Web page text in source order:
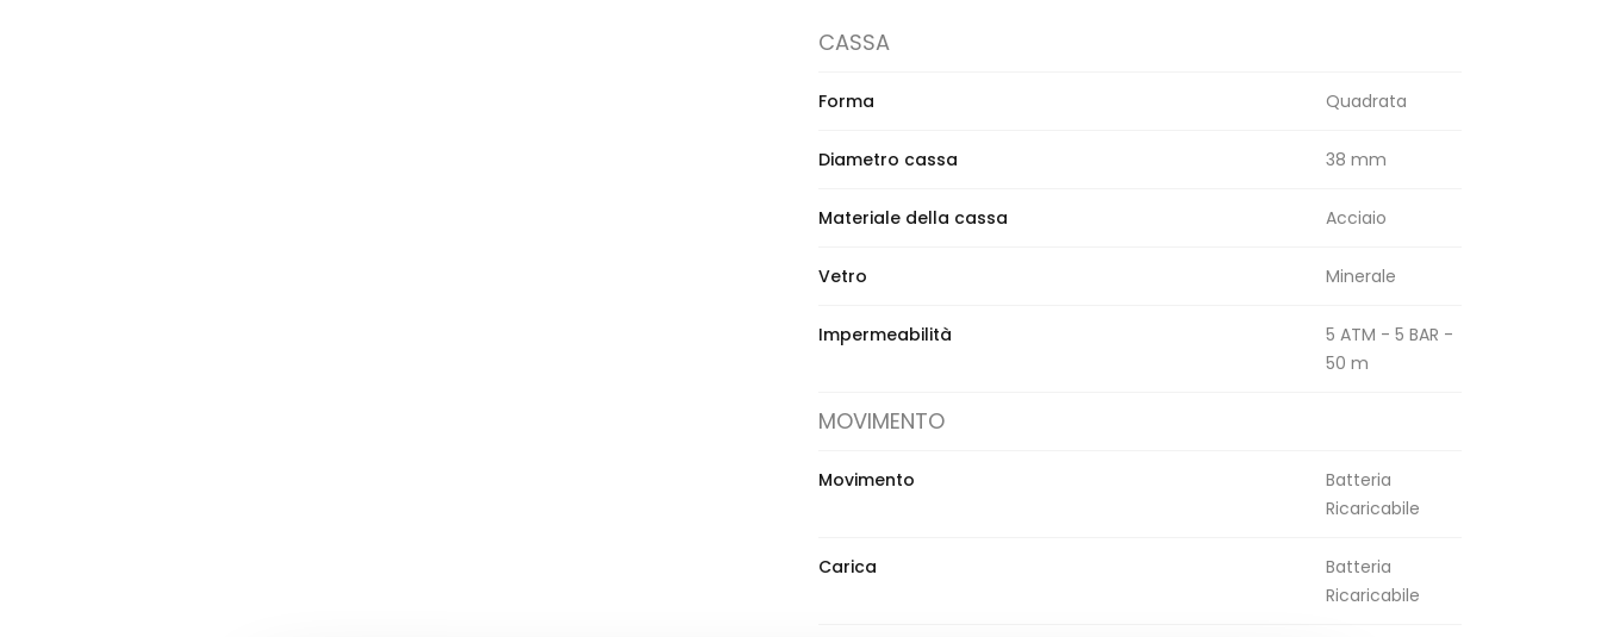
CASSA
Forma Quadrata
Diametro cassa 38 mm
Materiale della cassa Acciaio
Vetro Minerale
Impermeabilità
5 ATM - 5 BAR -
50 m
MOVIMENTO
Movimento
Batteria
Ricaricabile
Carica
Batteria
Ricaricabile